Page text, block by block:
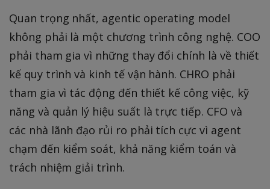
Quan trọng nhất, agentic operating model
không phải là một chương trình công nghệ. COO
phải tham gia vì những thay đổi chính là về thiết
kế quy trình và kinh tế vận hành. CHRO phải
tham gia vì tác động đến thiết kế công việc, kỹ
năng và quản lý hiệu suất là trực tiếp. CFO và
các nhà lãnh đạo rủi ro phải tích cực vì agent
chạm đến kiểm soát, khả năng kiểm toán và
trách nhiệm giải trình.